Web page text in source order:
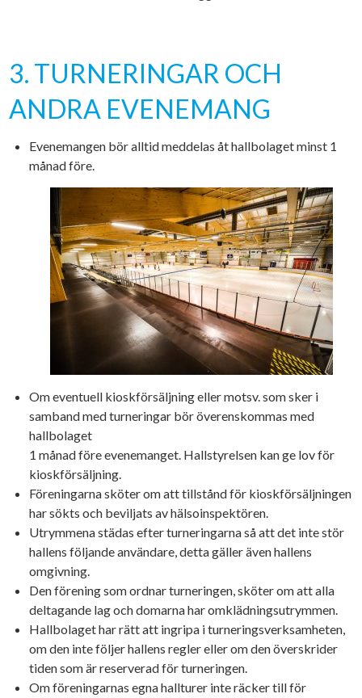
3. TURNERINGAR OCH
ANDRA EVENEMANG
Evenemangen bör alltid meddelas åt hallbolaget minst 1
månad före.
Om eventuell kioskförsäljning eller motsv. som sker i
samband med turneringar bör överenskommas med
hallbolaget
1 månad före evenemanget. Hallstyrelsen kan ge lov för
kioskförsäljning.
Föreningarna sköter om att tillstånd för kioskförsäljningen
har sökts och beviljats av hälsoinspektören.
Utrymmena städas efter turneringarna så att det inte stör
hallens följande användare, detta gäller även hallens
omgivning.
Den förening som ordnar turneringen, sköter om att alla
deltagande lag och domarna har omklädningsutrymmen.
Hallbolaget har rätt att ingripa i turneringsverksamheten,
om den inte följer hallens regler eller om den överskrider
tiden som är reserverad för turneringen.
Om föreningarnas egna hallturer inte räcker till för